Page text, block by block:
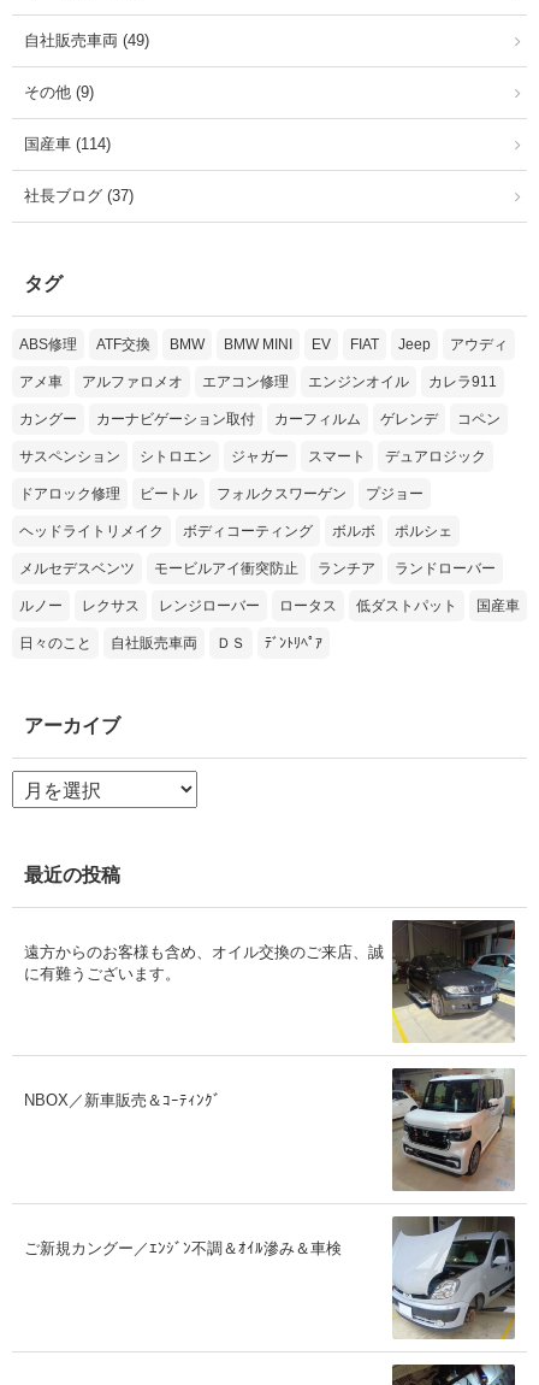
自社販売車両 (49)
その他 (9)
国産車 (114)
社長ブログ (37)
タグ
ABS修理 ATF交換 BMW BMW MINI EV FIAT Jeep アウディ
アメ車 アルファロメオ エアコン修理 エンジンオイル カレラ911
カングー カーナビゲーション取付 カーフィルム ゲレンデ コペン
サスペンション シトロエン ジャガー スマート デュアロジック
ドアロック修理 ビートル フォルクスワーゲン プジョー
ヘッドライトリメイク ボディコーティング ボルボ ポルシェ
メルセデスベンツ モービルアイ衝突防止 ランチア ランドローバー
ルノー レクサス レンジローバー ロータス 低ダストパット 国産車
日々のこと 自社販売車両 ＤＳ ﾃﾞﾝﾄﾘﾍﾟｱ
アーカイブ
ア
ー
ブ
最近の投稿
遠方からのお客様も含め、オイル交換のご来店、誠
に有難うございます。
NBOX／新車販売＆ｺｰﾃｨﾝｸﾞ
ご新規カングー／ｴﾝｼﾞﾝ不調＆ｵｲﾙ滲み＆車検